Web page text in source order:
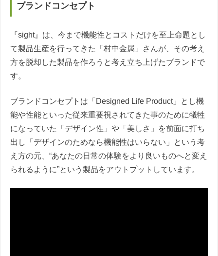
ブランドコンセプト
『sight』は、今まで機能性とコストだけを至上命題とし
て製品生産を行ってきた「村中金属」さんが、その考え
方を脱却した製品を作ろうと考え立ち上げたブランドで
す。
ブランドコンセプトは「Designed Life Product」とし機
能や性能といった従来重要視されてきた事のために犠牲
になっていた「デザイン性」や「美しさ」を前面に打ち
出し「デザインのためなら機能性はいらない」という考
え方の元、“あなたの日常の体験をより良いものへと変え
られるように”という製品をアウトプットしています。